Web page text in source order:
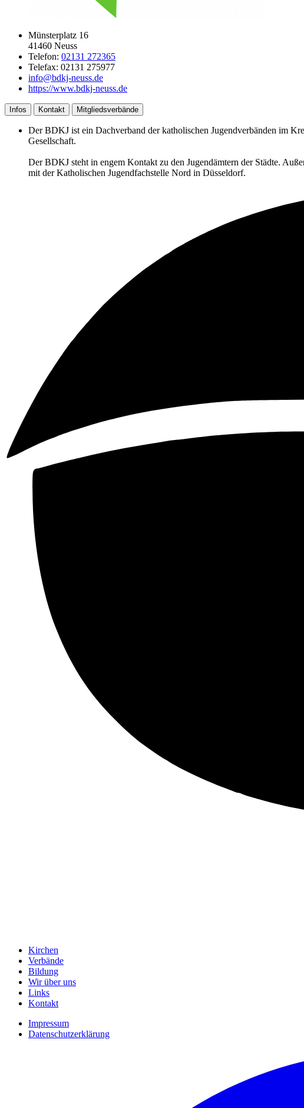
Münsterplatz 16
41460 Neuss
Telefon: 02131 272365
Telefax: 02131 275977
info@bdkj-neuss.de
https://www.bdkj-neuss.de
Infos Kontakt Mitgliedsverbände
Der BDKJ ist ein Dachverband der katholischen Jugendverbänden im
Gesellschaft.
Der BDKJ steht in engem Kontakt zu den Jugendämtern der Städte.
mit der Katholischen Jugendfachstelle Nord in Düsseldorf.
Kirchen
Verbände
Bildung
Wir über uns
Links
Kontakt
Impressum
Datenschutzerklärung